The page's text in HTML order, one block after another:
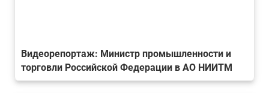
Видеорепортаж: Министр промышленности и
торговли Российской Федерации в АО НИИТМ